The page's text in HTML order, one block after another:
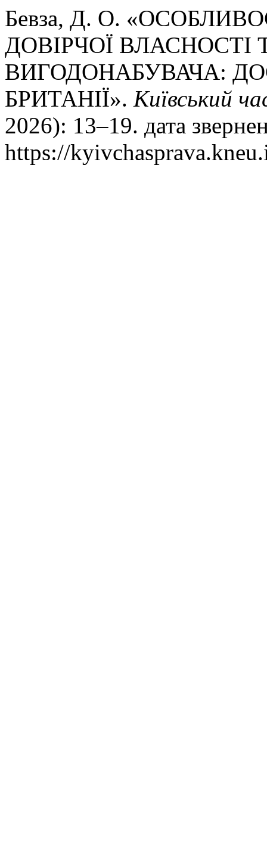
Бевза, Д. О.
ДОВІРЧОЇ ВЛАСНОСТІ
ВИГОДОНАБУВАЧА:
БРИТАНІЇ». Київський
2026): 13–19. дата
https://